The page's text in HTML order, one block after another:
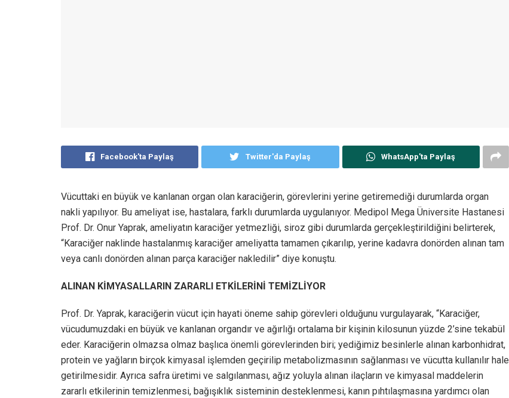
Facebook'ta Paylaş Twitter'da Paylaş WhatsApp'ta Paylaş
Vücuttaki en büyük ve kanlanan organ olan karaciğerin, görevlerini yerine getiremediği durumlarda organ
nakli yapılıyor. Bu ameliyat ise, hastalara, farklı durumlarda uygulanıyor. Medipol Mega Üniversite Hastanesi
Prof. Dr. Onur Yaprak, ameliyatın karaciğer yetmezliği, siroz gibi durumlarda gerçekleştirildiğini belirterek,
“Karaciğer naklinde hastalanmış karaciğer ameliyatta tamamen çıkarılıp, yerine kadavra donörden alınan tam
veya canlı donörden alınan parça karaciğer nakledilir” diye konuştu.
ALINAN KİMYASALLARIN ZARARLI ETKİLERİNİ TEMİZLİYOR
Prof. Dr. Yaprak, karaciğerin vücut için hayati öneme sahip görevleri olduğunu vurgulayarak, “Karaciğer,
vücudumuzdaki en büyük ve kanlanan organdır ve ağırlığı ortalama bir kişinin kilosunun yüzde 2’sine tekabül
eder. Karaciğerin olmazsa olmaz başlıca önemli görevlerinden biri; yediğimiz besinlerle alınan karbonhidrat,
protein ve yağların birçok kimyasal işlemden geçirilip metabolizmasının sağlanması ve vücutta kullanılır hale
getirilmesidir. Ayrıca safra üretimi ve salgılanması, ağız yoluyla alınan ilaçların ve kimyasal maddelerin
zararlı etkilerinin temizlenmesi, bağışıklık sisteminin desteklenmesi, kanın pıhtılaşmasına yardımcı olan